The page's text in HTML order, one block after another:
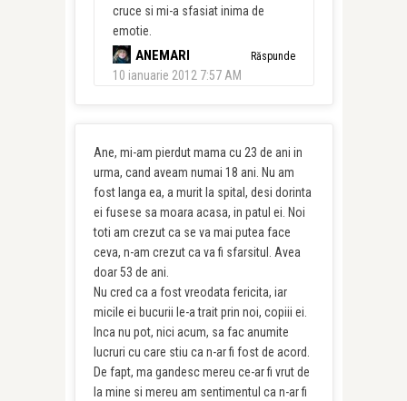
cruce si mi-a sfasiat inima de
emotie.
ANEMARI
10 ianuarie 2012 7:57 AM
Răspunde
Ane, mi-am pierdut mama cu 23 de ani in
urma, cand aveam numai 18 ani. Nu am
fost langa ea, a murit la spital, desi dorinta
ei fusese sa moara acasa, in patul ei. Noi
toti am crezut ca se va mai putea face
ceva, n-am crezut ca va fi sfarsitul. Avea
doar 53 de ani.
Nu cred ca a fost vreodata fericita, iar
micile ei bucurii le-a trait prin noi, copiii ei.
Inca nu pot, nici acum, sa fac anumite
lucruri cu care stiu ca n-ar fi fost de acord.
De fapt, ma gandesc mereu ce-ar fi vrut de
la mine si mereu am sentimentul ca n-ar fi